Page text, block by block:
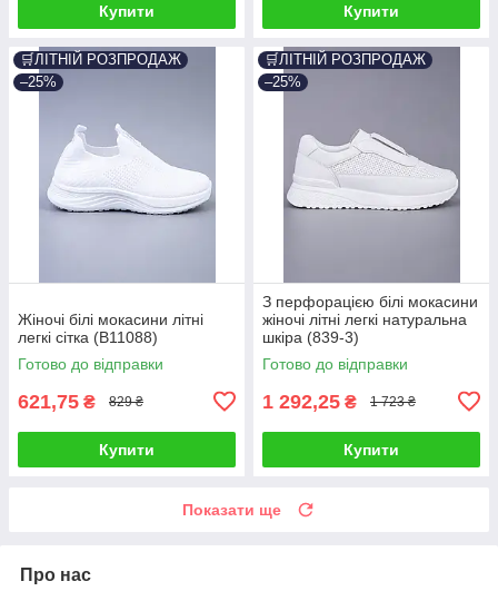
Купити Купити
🛒ЛІТНІЙ РОЗПРОДАЖ
–25%
Жіночі білі мокасини літні
легкі сітка (B11088)
Готово до відправки
621,75 ₴ 829 ₴
Купити
🛒ЛІТНІЙ РОЗПРОДАЖ
–25%
З перфорацією білі мокасини
жіночі літні легкі натуральна
шкіра (839-3)
Готово до відправки
1 292,25 ₴ 1 723 ₴
Купити
Показати ще
Про нас